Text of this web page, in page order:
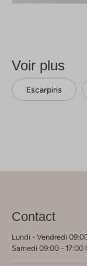
Voir plus
Escarpins
Contact
Lundi - Vendredi
Samedi 09:00 - 17:00